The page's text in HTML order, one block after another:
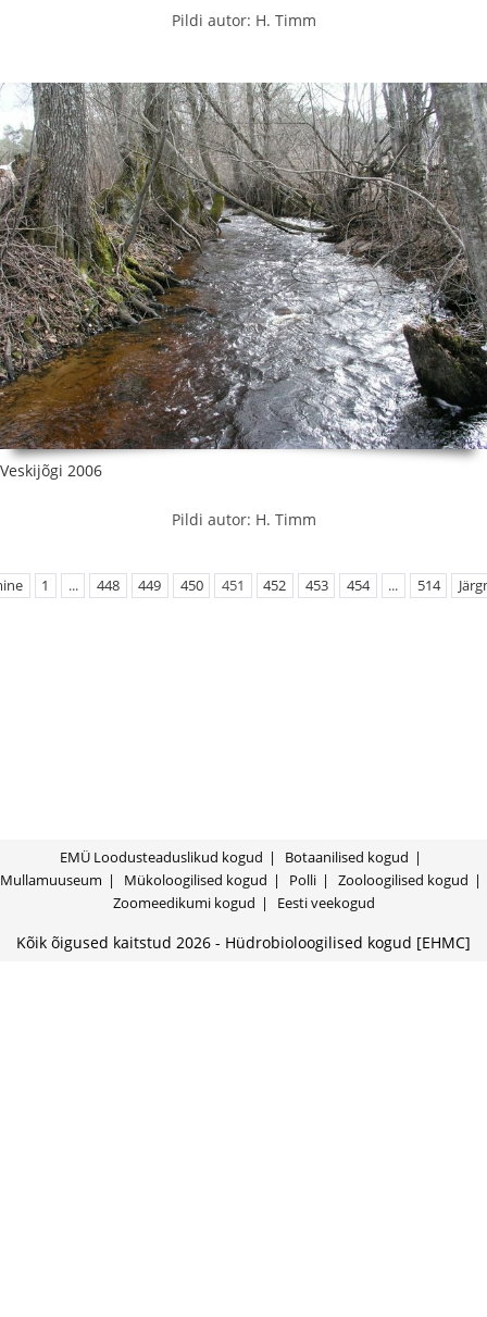
Pildi autor: H. Timm
Veskijõgi 2006
Pildi autor: H. Timm
1 ... 448 449 450 451 452 453 454 ... 514
EMÜ Loodusteaduslikud kogud
Botaanilised kogud
Mullamuuseum
Mükoloogilised kogud Polli
Zooloogilised kogud
Zoomeedikumi kogud
Eesti veekogud
Kõik õigused kaitstud 2026 - Hüdrobioloogilised kogud [EHMC]